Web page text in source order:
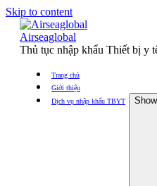
Skip to content
Airseaglobal
Thủ tục nhập khẩu Thiết bị y
Trang chủ
Giới thiệu
Dịch vụ nhập khẩu TBYT